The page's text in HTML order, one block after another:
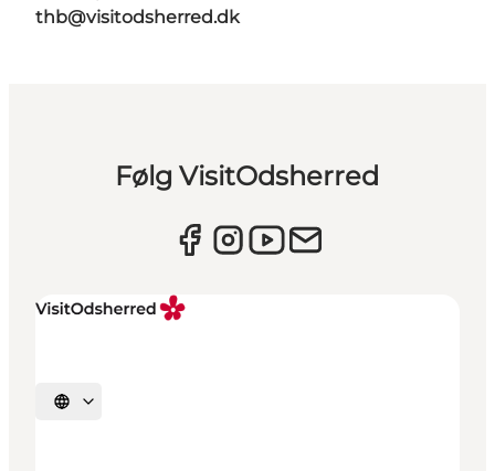
thb@visitodsherred.dk
Følg VisitOdsherred
Vælg sprog